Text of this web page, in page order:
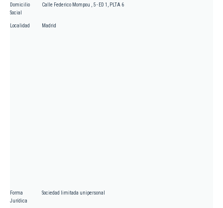
Domicilio
Social
Calle Federico Mompou , 5 - ED 1, PLTA 6
Localidad Madrid
Forma
Jurídica
Sociedad limitada unipersonal